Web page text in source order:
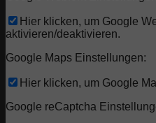
Hier klicken, um Google
aktivieren/deaktivieren.
Google Maps Einstellungen:
Hier klicken, um Google
Google reCaptcha